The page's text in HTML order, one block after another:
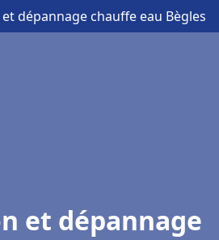
dépannage chauffe eau Bègles
et dépannage